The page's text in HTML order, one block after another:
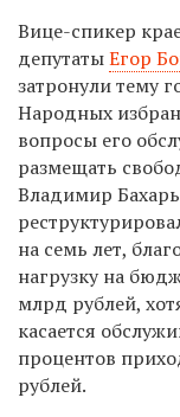
Вице-спикер
депутатыЕгор
затронули тему
Народных
вопросы его
размещать
Владимир
на семь лет,
нагрузку на
млрд рублей,
касается
процентов
рублей.